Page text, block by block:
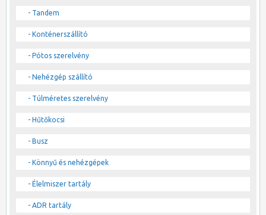
- Tandem
- Konténerszállító
- Pótos szerelvény
- Nehézgép szállító
- Túlméretes szerelvény
- Hűtőkocsi
- Busz
- Könnyű és nehézgépek
- Élelmiszer tartály
- ADR tartály